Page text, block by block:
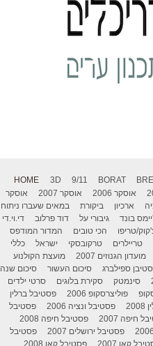
HOME 3D 9/11 BORAT
אוסקר 2006 אוסקר 2007
אוסקר
ארכיון ביקורת
במאים שעברו ניתוח
בונד גיבורי על דוד פרלוב
די.וי.די
טריפו הכי טובים
המדור המודפס
טריילרים טרקובסקי ישראל
כללי
מועדון הגנוזים 2007
מועצת הקולנוע
סטיבן ספילברג סיכום העשור
סיכום שנה
סינמטק סקירת בלוגים
סרטי ילדים
פוליצרסקופ 2006
פסטיבל ברלין
פסטיבל ונציה 2006
פסטיבל
חיפה 2007
פסטיבל חיפה 2008
פסטיבל ירושלים 2007
פסטיבל